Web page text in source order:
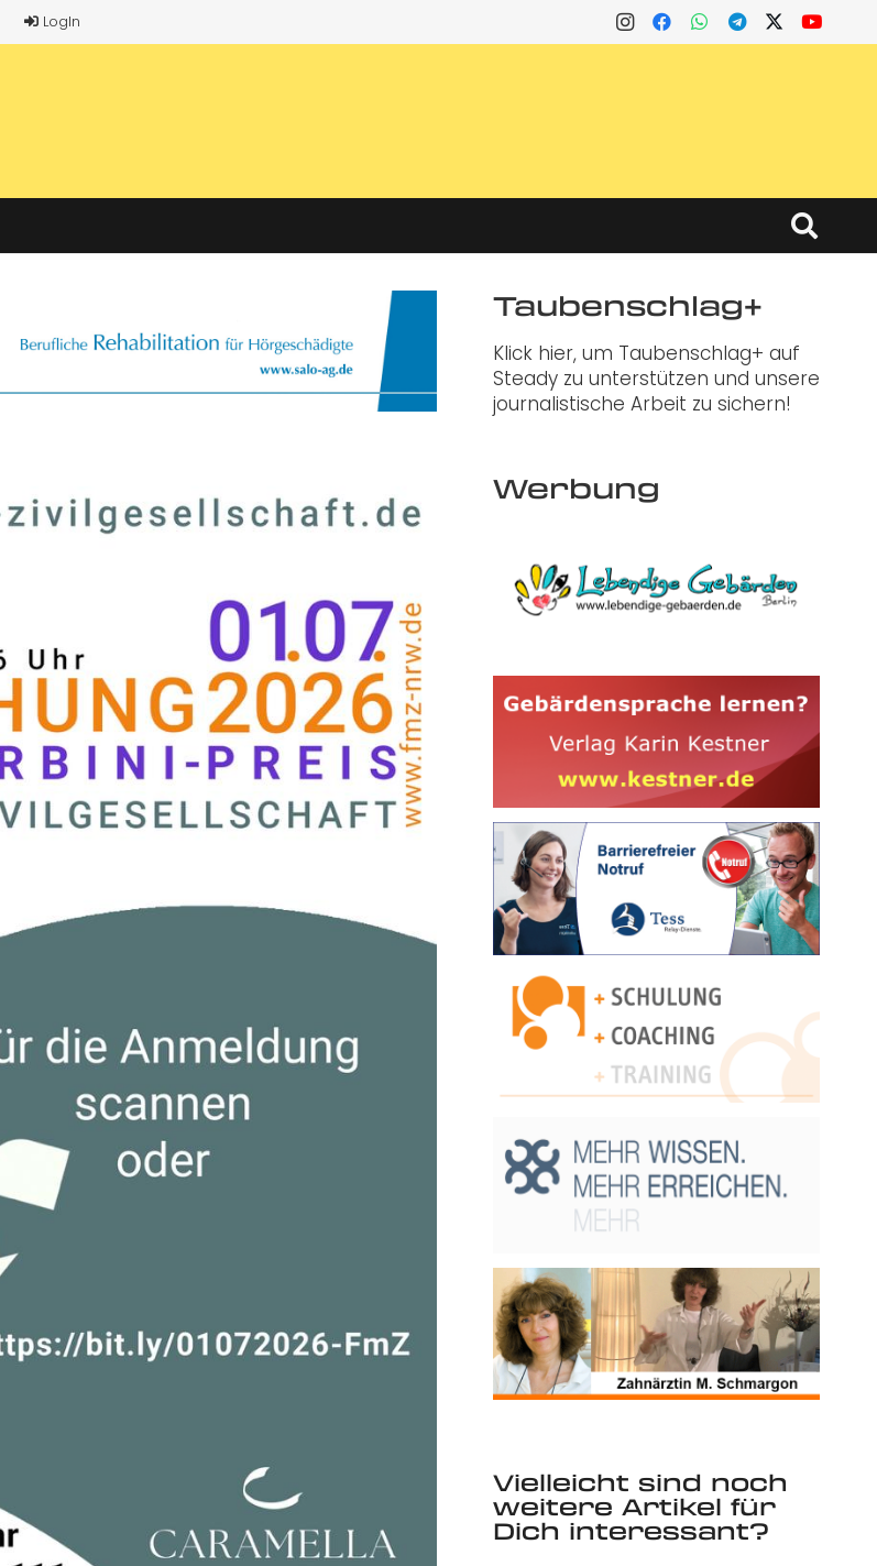
LogIn
Taubenschlag+
Klick hier, um Taubenschlag+ auf
Steady zu unterstützen und unsere
journalistische Arbeit zu sichern!
Werbung
Vielleicht sind noch
weitere Artikel für
Dich interessant?